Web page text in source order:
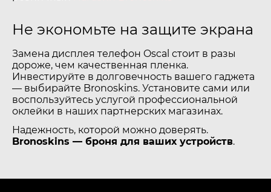
Не экономьте на защите экрана
Замена дисплея телефон Oscal стоит в разы
дороже, чем качественная пленка.
Инвестируйте в долговечность вашего гаджета
— выбирайте Bronoskins. Установите сами или
воспользуйтесь услугой профессиональной
оклейки в наших партнерских магазинах.
Надежность, которой можно доверять.
Bronoskins — броня для ваших устройств.